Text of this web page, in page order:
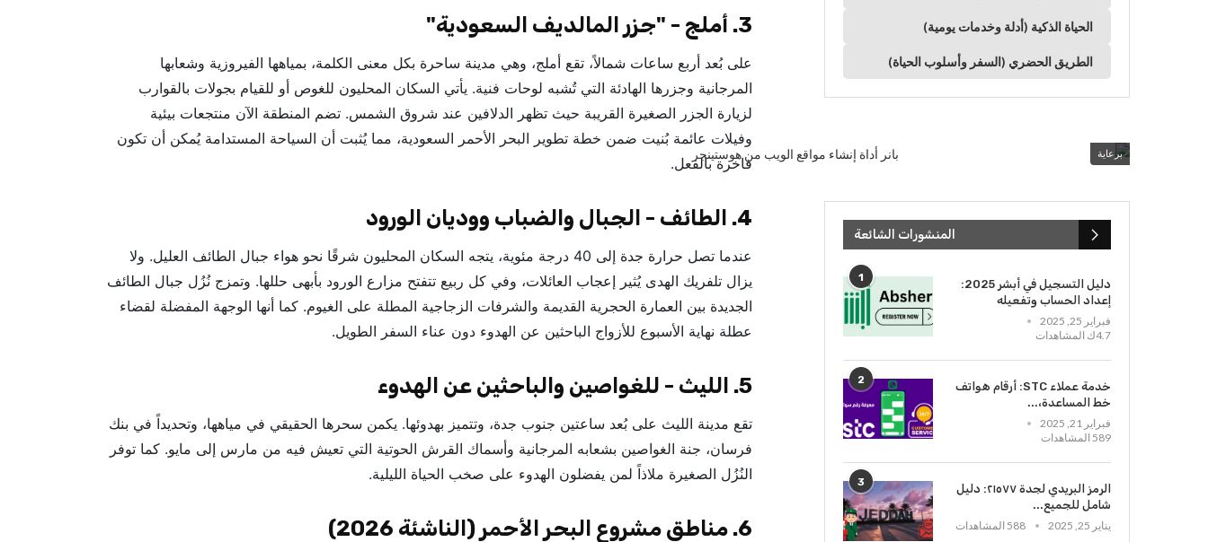
3. أملج - "جزر المالديف السعودية"
على بُعد أربع ساعات شمالاً، تقع أملج، وهي مدينة ساحرة بكل معنى الكلمة، بمياهها الفيروزية وشعابها
المرجانية وجزرها الهادئة التي تُشبه لوحات فنية. يأتي السكان المحليون للغوص أو للقيام بجولات بالقوارب
لزيارة الجزر الصغيرة القريبة حيث تظهر الدلافين عند شروق الشمس. تضم المنطقة الآن منتجعات بيئية
وفيلات عائمة بُنيت ضمن خطة تطوير البحر الأحمر السعودية، مما يُثبت أن السياحة المستدامة يُمكن أن تكون
فاخرة بالفعل.
4. الطائف - الجبال والضباب ووديان الورود
عندما تصل حرارة جدة إلى 40 درجة مئوية، يتجه السكان المحليون شرقًا نحو هواء جبال الطائف العليل. ولا
يزال تلفريك الهدى يُثير إعجاب العائلات، وفي كل ربيع تتفتح مزارع الورود بأبهى حللها. وتمزج نُزُل جبال الطائف
الجديدة بين العمارة الحجرية القديمة والشرفات الزجاجية المطلة على الغيوم. كما أنها الوجهة المفضلة لقضاء
عطلة نهاية الأسبوع للأزواج الباحثين عن الهدوء دون عناء السفر الطويل.
5. الليث - للغواصين والباحثين عن الهدوء
تقع مدينة الليث على بُعد ساعتين جنوب جدة، وتتميز بهدوئها. يكمن سحرها الحقيقي في مياهها، وتحديداً في بنك
فرسان، جنة الغواصين بشعابه المرجانية وأسماك القرش الحوتية التي تعيش فيه من مارس إلى مايو. كما توفر
النُزُل الصغيرة ملاذاً لمن يفضلون الهدوء على صخب الحياة الليلية.
6. مناطق مشروع البحر الأحمر (الناشئة 2026)
الحياة الذكية (أدلة وخدمات يومية)
الطريق الحضري (السفر وأسلوب الحياة)
برعاية
المنشورات الشائعة
1
دليل التسجيل في أبشر 2025:
إعداد الحساب وتفعيله
فبراير 25, 2025
4.7ك المشاهدات
2
خدمة عملاء STC: أرقام هواتف
خط المساعدة،...
فبراير 21, 2025
589 المشاهدات
3
الرمز البريدي لجدة ٢١٥٧٧: دليل
شامل للجميع...
يناير 25, 2025
588 المشاهدات